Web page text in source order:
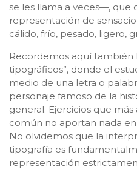
se les llama a veces—, que
representación de
cálido, frío, pesado, ligero,
Recordemos aquí también
tipográficos”, donde el
medio de una letra o
personaje famoso de la
general. Ejercicios que
común no aportan nada
No olvidemos que la
tipografía es
representación